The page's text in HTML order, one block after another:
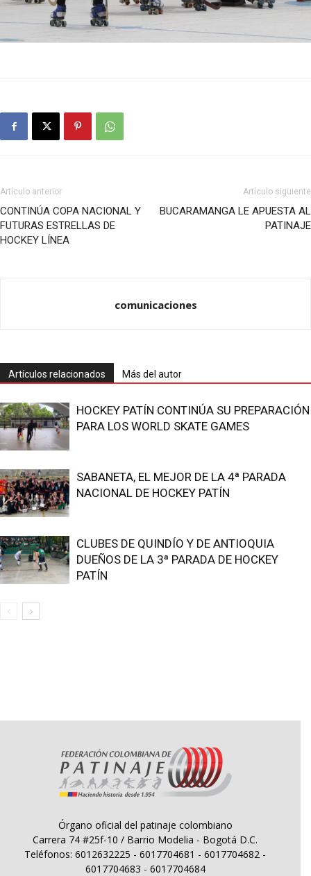
Artículo anterior
CONTINÚA COPA NACIONAL Y
FUTURAS ESTRELLAS DE
HOCKEY LÍNEA
Artículo siguiente
BUCARAMANGA LE APUESTA AL
PATINAJE
comunicaciones
Artículos relacionados Más del autor
HOCKEY PATÍN CONTINÚA SU PREPARACIÓN
PARA LOS WORLD SKATE GAMES
SABANETA, EL MEJOR DE LA 4ª PARADA
NACIONAL DE HOCKEY PATÍN
CLUBES DE QUINDÍO Y DE ANTIOQUIA
DUEÑOS DE LA 3ª PARADA DE HOCKEY
PATÍN
Órgano oficial del patinaje colombiano
Carrera 74 #25f-10 / Barrio Modelia - Bogotá D.C.
Teléfonos: 6012632225 - 6017704681 - 6017704682 -
6017704683 - 6017704684